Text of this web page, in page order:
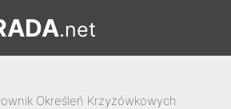
.net
Określeń Krzyżówkowych